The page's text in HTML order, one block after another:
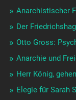
Anarchistischer
Der
Otto Gross:
Anarchie und
Herr König,
Elegie für Sarah